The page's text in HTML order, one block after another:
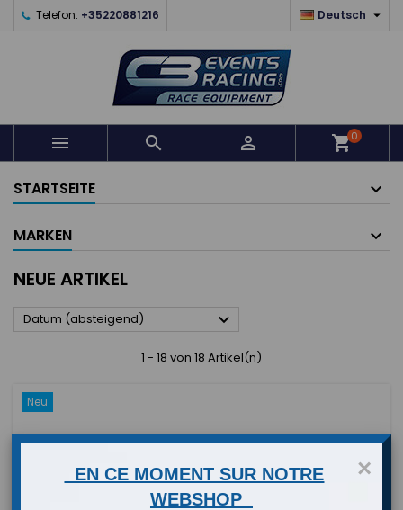
Telefon: +35220881216 Deutsch 
   shopping_cart0
STARTSEITE
MARKEN
NEUE ARTIKEL
Datum (absteigend) 
1 - 18 von 18 Artikel(n)
Neu
×
EN CE MOMENT SUR NOTRE
WEBSHOP